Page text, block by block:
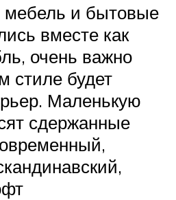
мебель и бытовые
вместе как
очень важно
стиле будет
Маленькую
сдержанные